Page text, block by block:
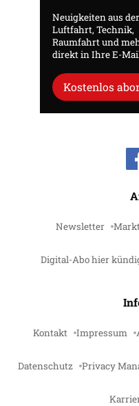
Neuigkeiten aus der
Luftfahrt, Technik,
Raumfahrt und
direkt in Ihre E-
Kostenlos
Newsletter Markt
Digital-Abo hier
Kontakt Impressum
Datenschutz Privacy